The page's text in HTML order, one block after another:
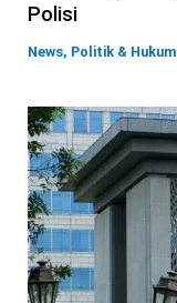
Polisi
News, Politik & Hukum